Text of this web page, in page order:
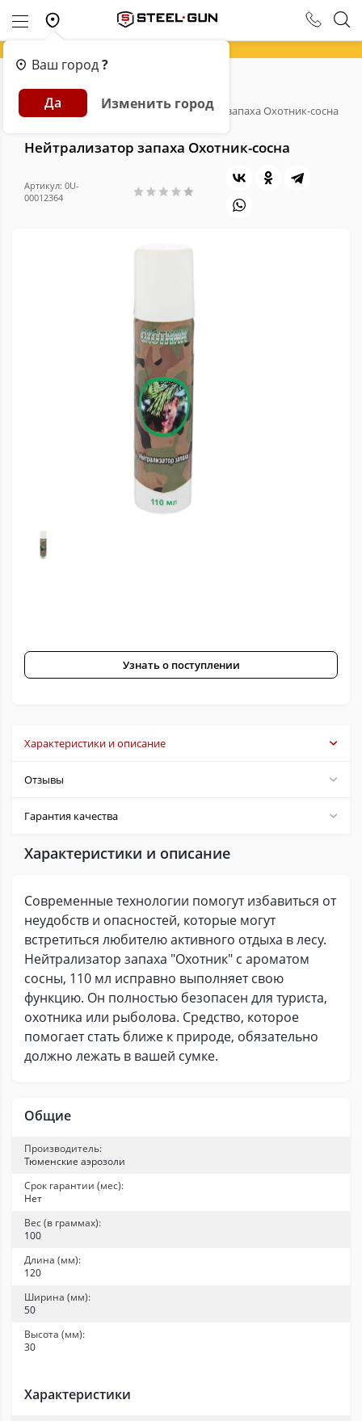
Ваш город?
Да Изменить город
Главная Каталог
Средства маскировки
Нейтрализатор запаха Охотник-сосна
Нейтрализатор запаха Охотник-сосна
Артикул: 0U-
00012364
Узнать о поступлении
Характеристики и описание
Отзывы
Гарантия качества
Характеристики и описание
Современные технологии помогут избавиться от
неудобств и опасностей, которые могут
встретиться любителю активного отдыха в лесу.
Нейтрализатор запаха "Охотник" с ароматом
сосны, 110 мл исправно выполняет свою
функцию. Он полностью безопасен для туриста,
охотника или рыболова. Средство, которое
помогает стать ближе к природе, обязательно
должно лежать в вашей сумке.
Общие
Производитель:
Тюменские аэрозоли
Срок гарантии (мес):
Нет
Вес (в граммах):
100
Длина (мм):
120
Ширина (мм):
50
Высота (мм):
30
Характеристики